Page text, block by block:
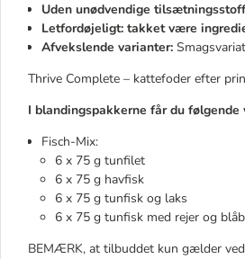
Uden unødvendige
Letfordøjeligt: takket være
Afvekslende varianter:
Thrive Complete – kattefoder efter
I blandingspakkerne får du følgende
Fisch-Mix:
6 x 75 g tunfilet
6 x 75 g havfisk
6 x 75 g tunfisk og laks
6 x 75 g tunfisk med rejer og
BEMÆRK, at tilbuddet kun gælder